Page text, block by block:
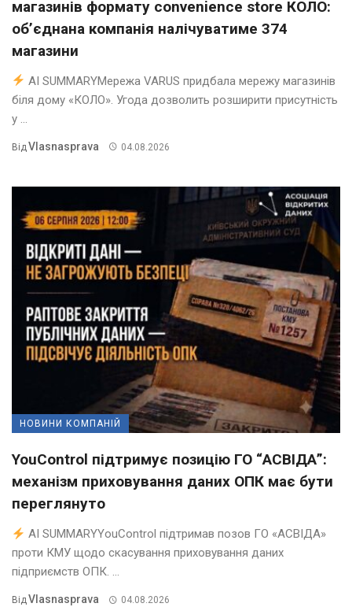
магазинів формату convenience store КОЛО:
об’єднана компанія налічуватиме 374
магазини
AI SUMMARYМережа VARUS придбала мережу магазинів
біля дому «КОЛО». Угода дозволить розширити присутність
у ...
Від Vlasnasprava 04.08.2026
НОВИНИ КОМПАНІЙ
YouControl підтримує позицію ГО “АСВІДА”:
механізм приховування даних ОПК має бути
переглянуто
AI SUMMARYYouControl підтримав позов ГО «АСВІДА»
проти КМУ щодо скасування приховування даних
підприємств ОПК. ...
ВідVlasnasprava 04.08.2026